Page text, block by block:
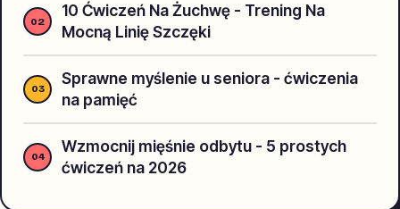
10 Ćwiczeń Na Żuchwę - Trening Na
Mocną Linię Szczęki
Sprawne myślenie u seniora - ćwiczenia
na pamięć
Wzmocnij mięśnie odbytu - 5 prostych
ćwiczeń na 2026